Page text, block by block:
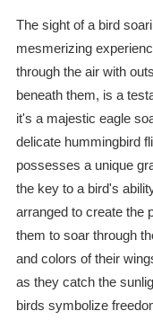
The sight of a bird
mesmerizing
through the air with
beneath them, is a
it's a majestic eagle
delicate hummingbird
possesses a unique
the key to a bird's
arranged to create the
them to soar through
and colors of their
as they catch the
birds symbolize